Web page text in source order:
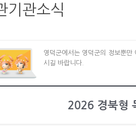
기관소식
영덕군에서는 영덕군의 정보뿐
시길 바랍니다.
2026 경북형